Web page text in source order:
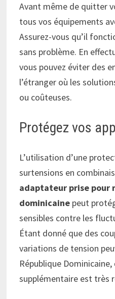
Avant même de quitter
tous vos équipements
Assurez-vous qu’il
sans problème. En
vous pouvez éviter des
l’étranger où les
ou coûteuses.
Protégez vos
L’utilisation d’une
surtensions en
adaptateur prise pour
dominicaine peut
sensibles contre les
Étant donné que des
variations de tension
République
supplémentaire est très